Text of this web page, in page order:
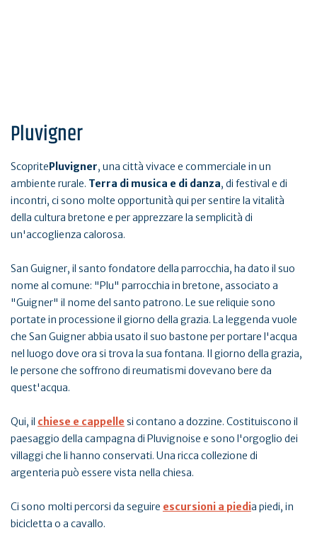
Pluvigner
ScopritePluvigner, una città vivace e commerciale in un
ambiente rurale. Terra di musica e di danza, di festival e di
incontri, ci sono molte opportunità qui per sentire la vitalità
della cultura bretone e per apprezzare la semplicità di
un'accoglienza calorosa.
San Guigner, il santo fondatore della parrocchia, ha dato il suo
nome al comune: "Plu" parrocchia in bretone, associato a
"Guigner" il nome del santo patrono. Le sue reliquie sono
portate in processione il giorno della grazia. La leggenda vuole
che San Guigner abbia usato il suo bastone per portare l'acqua
nel luogo dove ora si trova la sua fontana. Il giorno della grazia,
le persone che soffrono di reumatismi dovevano bere da
quest'acqua.
Qui, il chiese e cappelle si contano a dozzine. Costituiscono il
paesaggio della campagna di Pluvignoise e sono l'orgoglio dei
villaggi che li hanno conservati. Una ricca collezione di
argenteria può essere vista nella chiesa.
Ci sono molti percorsi da seguire escursioni a piedia piedi, in
bicicletta o a cavallo.